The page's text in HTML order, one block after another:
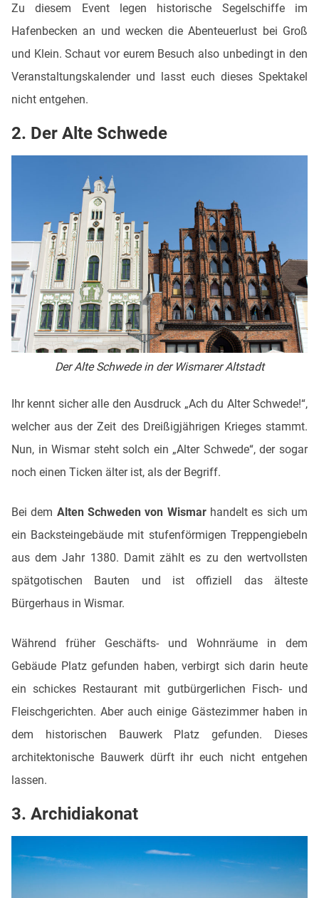
Zu diesem Event legen historische Segelschiffe im
Hafenbecken an und wecken die Abenteuerlust bei Groß
und Klein. Schaut vor eurem Besuch also unbedingt in den
Veranstaltungskalender und lasst euch dieses Spektakel
nicht entgehen.
2. Der Alte Schwede
Der Alte Schwede in der Wismarer Altstadt
Ihr kennt sicher alle den Ausdruck „Ach du Alter Schwede!“,
welcher aus der Zeit des Dreißigjährigen Krieges stammt.
Nun, in Wismar steht solch ein „Alter Schwede“, der sogar
noch einen Ticken älter ist, als der Begriff.
Bei dem Alten Schweden von Wismarhandelt es sich um
ein Backsteingebäude mit stufenförmigen Treppengiebeln
aus dem Jahr 1380. Damit zählt es zu den wertvollsten
spätgotischen Bauten und ist offiziell das älteste
Bürgerhaus in Wismar.
Während früher Geschäfts- und Wohnräume in dem
Gebäude Platz gefunden haben, verbirgt sich darin heute
ein schickes Restaurant mit gutbürgerlichen Fisch- und
Fleischgerichten. Aber auch einige Gästezimmer haben in
dem historischen Bauwerk Platz gefunden. Dieses
architektonische Bauwerk dürft ihr euch nicht entgehen
lassen.
3. Archidiakonat